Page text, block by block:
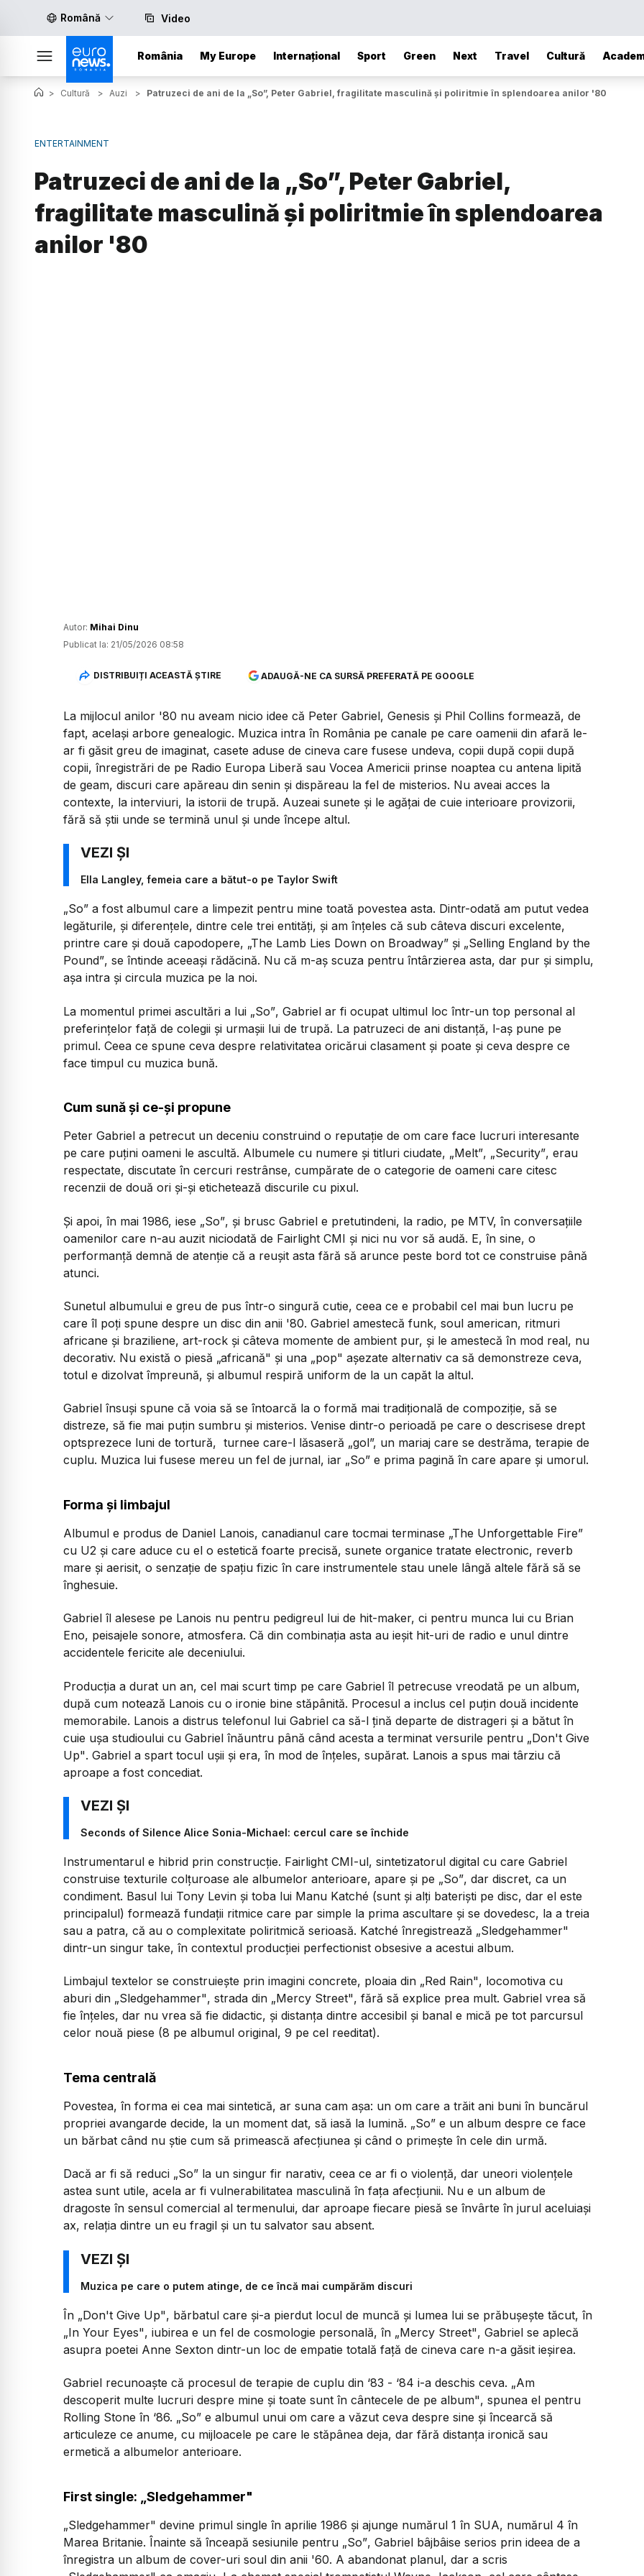
Română Video
România My Europe Internațional Sport Green Next Travel Cultură
> Cultură > Auzi > Patruzeci de ani de la „So”, Peter Gabriel, fragilitate masculină și poliritmie în splendoarea anilor '80
ENTERTAINMENT
Patruzeci de ani de la „So”, Peter Gabriel,
fragilitate masculină și poliritmie în splendoarea
anilor '80
Autor: Mihai Dinu
Publicat la: 21/05/2026 08:58
DISTRIBUIȚI ACEASTĂ ȘTIRE ADAUGĂ-NE CA SURSĂ PREFERATĂ PE GOOGLE
La mijlocul anilor '80 nu aveam nicio idee că Peter Gabriel, Genesis și Phil Collins formează, de
fapt, același arbore genealogic. Muzica intra în România pe canale pe care oamenii din afară le-
ar fi găsit greu de imaginat, casete aduse de cineva care fusese undeva, copii după copii după
copii, înregistrări de pe Radio Europa Liberă sau Vocea Americii prinse noaptea cu antena lipită
de geam, discuri care apăreau din senin și dispăreau la fel de misterios. Nu aveai acces la
contexte, la interviuri, la istorii de trupă. Auzeai sunete și le agățai de cuie interioare provizorii,
fără să știi unde se termină unul și unde începe altul.
Ella Langley, femeia care a bătut-o pe Taylor Swift
„So” a fost albumul care a limpezit pentru mine toată povestea asta. Dintr-odată am putut vedea
legăturile, și diferențele, dintre cele trei entități, și am înțeles că sub câteva discuri excelente,
printre care și două capodopere, „The Lamb Lies Down on Broadway” și „Selling England by the
Pound”, se întinde aceeași rădăcină. Nu că m-aș scuza pentru întârzierea asta, dar pur și simplu,
așa intra și circula muzica pe la noi.
La momentul primei ascultări a lui „So”, Gabriel ar fi ocupat ultimul loc într-un top personal al
preferințelor față de colegii și urmașii lui de trupă. La patruzeci de ani distanță, l-aș pune pe
primul. Ceea ce spune ceva despre relativitatea oricărui clasament și poate și ceva despre ce
face timpul cu muzica bună.
Cum sună și ce-și propune
Peter Gabriel a petrecut un deceniu construind o reputație de om care face lucruri interesante
pe care puțini oameni le ascultă. Albumele cu numere și titluri ciudate, „Melt”, „Security”, erau
respectate, discutate în cercuri restrânse, cumpărate de o categorie de oameni care citesc
recenzii de două ori și-și etichetează discurile cu pixul.
Și apoi, în mai 1986, iese „So”, și brusc Gabriel e pretutindeni, la radio, pe MTV, în conversațiile
oamenilor care n-au auzit niciodată de Fairlight CMI și nici nu vor să audă. E, în sine, o
performanță demnă de atenție că a reușit asta fără să arunce peste bord tot ce construise până
atunci.
Sunetul albumului e greu de pus într-o singură cutie, ceea ce e probabil cel mai bun lucru pe
care îl poți spune despre un disc din anii '80. Gabriel amestecă funk, soul american, ritmuri
africane și braziliene, art-rock și câteva momente de ambient pur, și le amestecă în mod real, nu
decorativ. Nu există o piesă „africană" și una „pop" așezate alternativ ca să demonstreze ceva,
totul e dizolvat împreună, și albumul respiră uniform de la un capăt la altul.
Gabriel însuși spune că voia să se întoarcă la o formă mai tradițională de compoziție, să se
distreze, să fie mai puțin sumbru și misterios. Venise dintr-o perioadă pe care o descrisese drept
optsprezece luni de tortură, turnee care-l lăsaseră „gol”, un mariaj care se destrăma, terapie de
cuplu. Muzica lui fusese mereu un fel de jurnal, iar „So” e prima pagină în care apare și umorul.
Forma și limbajul
Albumul e produs de Daniel Lanois, canadianul care tocmai terminase „The Unforgettable Fire”
cu U2 și care aduce cu el o estetică foarte precisă, sunete organice tratate electronic, reverb
mare și aerisit, o senzație de spațiu fizic în care instrumentele stau unele lângă altele fără să se
înghesuie.
Gabriel îl alesese pe Lanois nu pentru pedigreul lui de hit-maker, ci pentru munca lui cu Brian
Eno, peisajele sonore, atmosfera. Că din combinația asta au ieșit hit-uri de radio e unul dintre
accidentele fericite ale deceniului.
Producția a durat un an, cel mai scurt timp pe care Gabriel îl petrecuse vreodată pe un album,
după cum notează Lanois cu o ironie bine stăpânită. Procesul a inclus cel puțin două incidente
memorabile. Lanois a distrus telefonul lui Gabriel ca să-l țină departe de distrageri și a bătut în
cuie ușa studioului cu Gabriel înăuntru până când acesta a terminat versurile pentru „Don't Give
Up". Gabriel a spart tocul ușii și era, în mod de înțeles, supărat. Lanois a spus mai târziu că
aproape a fost concediat.
Seconds of Silence Alice Sonia-Michael: cercul care se închide
Instrumentarul e hibrid prin construcție. Fairlight CMI-ul, sintetizatorul digital cu care Gabriel
construise texturile colțuroase ale albumelor anterioare, apare și pe „So”, dar discret, ca un
condiment. Basul lui Tony Levin și toba lui Manu Katché (sunt și alți bateriști pe disc, dar el este
principalul) formează fundații ritmice care par simple la prima ascultare și se dovedesc, la a treia
sau a patra, că au o complexitate poliritmică serioasă. Katché înregistrează „Sledgehammer"
dintr-un singur take, în contextul producției perfectionist obsesive a acestui album.
Limbajul textelor se construiește prin imagini concrete, ploaia din „Red Rain", locomotiva cu
aburi din „Sledgehammer", strada din „Mercy Street", fără să explice prea mult. Gabriel vrea să
fie înțeles, dar nu vrea să fie didactic, și distanța dintre accesibil și banal e mică pe tot parcursul
celor nouă piese (8 pe albumul original, 9 pe cel reeditat).
Tema centrală
Povestea, în forma ei cea mai sintetică, ar suna cam așa: un om care a trăit ani buni în buncărul
propriei avangarde decide, la un moment dat, să iasă la lumină. „So” e un album despre ce face
un bărbat când nu știe cum să primească afecțiunea și când o primește în cele din urmă.
Dacă ar fi să reduci „So” la un singur fir narativ, ceea ce ar fi o violență, dar uneori violențele
astea sunt utile, acela ar fi vulnerabilitatea masculină în fața afecțiunii. Nu e un album de
dragoste în sensul comercial al termenului, dar aproape fiecare piesă se învârte în jurul aceluiași
ax, relația dintre un eu fragil și un tu salvator sau absent.
Muzica pe care o putem atinge, de ce încă mai cumpărăm discuri
În „Don't Give Up", bărbatul care și-a pierdut locul de muncă și lumea lui se prăbușește tăcut, în
„In Your Eyes", iubirea e un fel de cosmologie personală, în „Mercy Street", Gabriel se aplecă
asupra poetei Anne Sexton dintr-un loc de empatie totală față de cineva care n-a găsit ieșirea.
Gabriel recunoaște că procesul de terapie de cuplu din ‘83 - ‘84 i-a deschis ceva. „Am
descoperit multe lucruri despre mine și toate sunt în cântecele de pe album", spunea el pentru
Rolling Stone în ‘86. „So” e albumul unui om care a văzut ceva despre sine și încearcă să
articuleze ce anume, cu mijloacele pe care le stăpânea deja, dar fără distanța ironică sau
ermetică a albumelor anterioare.
First single: „Sledgehammer"
„Sledgehammer" devine primul single în aprilie 1986 și ajunge numărul 1 în SUA, numărul 4 în
Marea Britanie. Înainte să înceapă sesiunile pentru „So”, Gabriel bâjbâise serios prin ideea de a
înregistra un album de cover-uri soul din anii '60. A abandonat planul, dar a scris